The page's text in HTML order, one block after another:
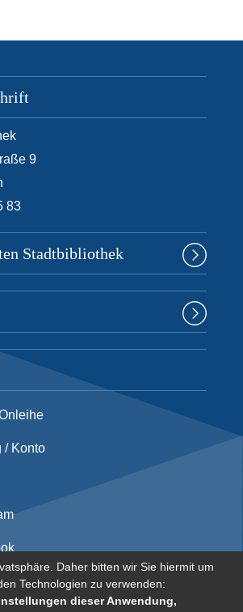
9
83
Stadtbibliothek
/ Konto
Daher bitten wir Sie hiermit um
Technologien zu verwenden:
dieser Anwendung,